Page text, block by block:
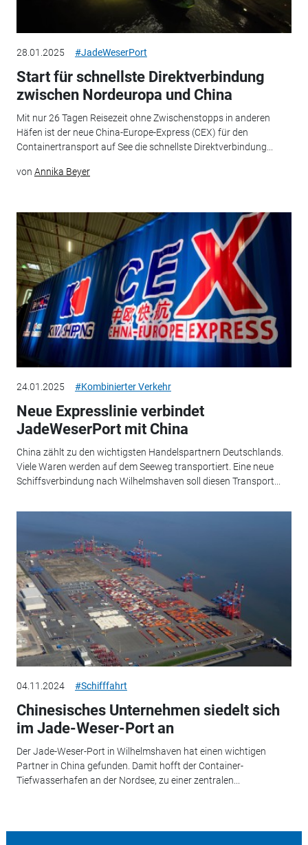
28.01.2025 #JadeWeserPort
Start für schnellste Direktverbindung
zwischen Nordeuropa und China
Mit nur 26 Tagen Reisezeit ohne Zwischenstopps in anderen
Häfen ist der neue China-Europe-Express (CEX) für den
Containertransport auf See die schnellste Direktverbindung...
von Annika Beyer
24.01.2025 #Kombinierter Verkehr
Neue Expresslinie verbindet
JadeWeserPort mit China
China zählt zu den wichtigsten Handelspartnern Deutschlands.
Viele Waren werden auf dem Seeweg transportiert. Eine neue
Schiffsverbindung nach Wilhelmshaven soll diesen Transport...
04.11.2024 #Schifffahrt
Chinesisches Unternehmen siedelt sich
im Jade-Weser-Port an
Der Jade-Weser-Port in Wilhelmshaven hat einen wichtigen
Partner in China gefunden. Damit hofft der Container-
Tiefwasserhafen an der Nordsee, zu einer zentralen...